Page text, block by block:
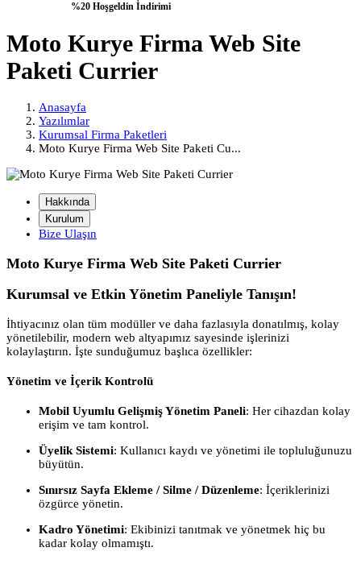
%20 Hoşgeldin İndirimi
Moto Kurye Firma Web Site
Paketi Currier
Anasayfa
Yazılımlar
Kurumsal Firma Paketleri
Moto Kurye Firma Web Site Paketi Cu...
Hakkında
Kurulum
Bize Ulaşın
Moto Kurye Firma Web Site Paketi Currier
Kurumsal ve Etkin Yönetim Paneliyle Tanışın!
İhtiyacınız olan tüm modüller ve daha fazlasıyla donatılmış, kolay
yönetilebilir, modern web altyapımız sayesinde işlerinizi
kolaylaştırın. İşte sunduğumuz başlıca özellikler:
Yönetim ve İçerik Kontrolü
Mobil Uyumlu Gelişmiş Yönetim Paneli: Her cihazdan kolay
erişim ve tam kontrol.
Üyelik Sistemi: Kullanıcı kaydı ve yönetimi ile topluluğunuzu
büyütün.
Sınırsız Sayfa Ekleme / Silme / Düzenleme: İçeriklerinizi
özgürce yönetin.
Kadro Yönetimi: Ekibinizi tanıtmak ve yönetmek hiç bu
kadar kolay olmamıştı.